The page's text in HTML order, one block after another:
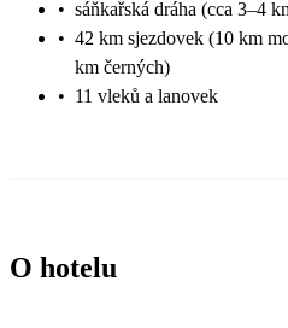
• sáňkařská dráha (cca 3–4
• 42 km sjezdovek (10 km
km černých)
• 11 vleků a lanovek
O hotelu